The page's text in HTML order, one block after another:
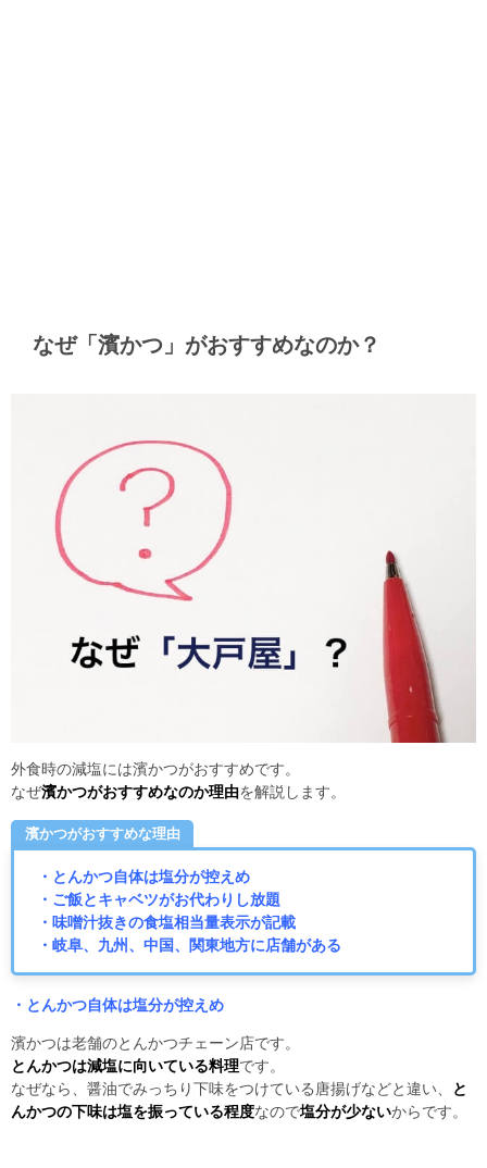
なぜ「濱かつ」がおすすめなのか？
外食時の減塩には濱かつがおすすめです。
なぜ濱かつがおすすめなのか理由を解説します。
濱かつがおすすめな理由
・とんかつ自体は塩分が控えめ
・ご飯とキャベツがお代わりし放題
・味噌汁抜きの食塩相当量表示が記載
・岐阜、九州、中国、関東地方に店舗がある
・とんかつ自体は塩分が控えめ
濱かつは老舗のとんかつチェーン店です。
とんかつは減塩に向いている料理です。
なぜなら、醤油でみっちり下味をつけている唐揚げなどと違い、
と
んかつの下味は塩を振っている程度なので塩分が少ないからです。